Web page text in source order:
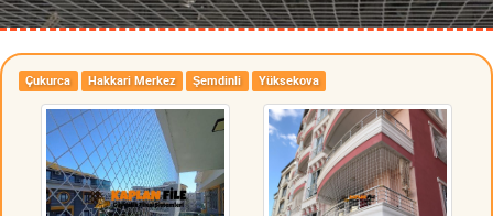
Çukurca Hakkari Merkez Şemdinli Yüksekova